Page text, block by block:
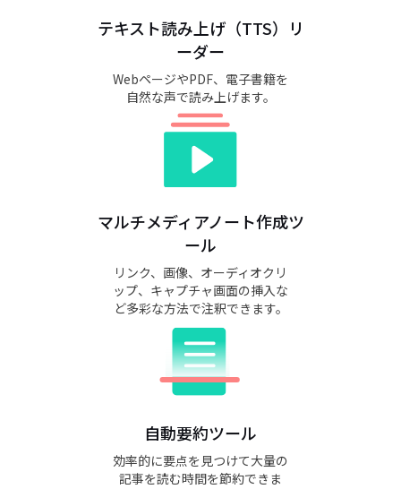
テキスト読み上げ（TTS）リ
ーダー
WebページやPDF、電子書籍を
自然な声で読み上げます。
マルチメディアノート作成ツ
ール
リンク、画像、オーディオクリ
ップ、キャプチャ画面の挿入な
ど多彩な方法で注釈できます。
自動要約ツール
効率的に要点を見つけて大量の
記事を読む時間を節約できま